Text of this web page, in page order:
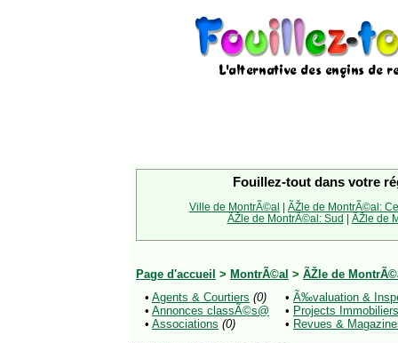
Fouillez-tout dans votre
Ville de MontrÃ©al | ÃŽle de MontrÃ©al:
ÃŽle de MontrÃ©al: Sud | ÃŽle de
Page d'accueil > MontrÃ©al > ÃŽle de
• Agents & Courtiers (0)
• Annonces classÃ©s@
• Associations (0)
• Ã‰valuation &
• Projects Immobiliers
• Revues &